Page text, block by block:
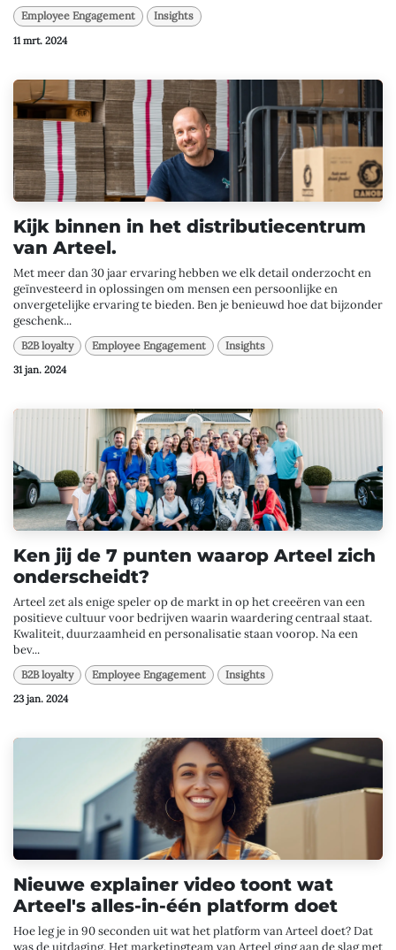
Employee Engagement Insights
11 mrt. 2024
Kijk binnen in het distributiecentrum
van Arteel.
Met meer dan 30 jaar ervaring hebben we elk detail onderzocht en
geïnvesteerd in oplossingen om mensen een persoonlijke en
onvergetelijke ervaring te bieden. Ben je benieuwd hoe dat bijzonder
geschenk...
B2B loyalty Employee Engagement Insights
31 jan. 2024
Ken jij de 7 punten waarop Arteel zich
onderscheidt?
Arteel zet als enige speler op de markt in op het creeëren van een
positieve cultuur voor bedrijven waarin waardering centraal staat.
Kwaliteit, duurzaamheid en personalisatie staan voorop. Na een
bev...
B2B loyalty Employee Engagement Insights
23 jan. 2024
Nieuwe explainer video toont wat
Arteel's alles-in-één platform doet
Hoe leg je in 90 seconden uit wat het platform van Arteel doet? Dat